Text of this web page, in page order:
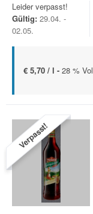
Leider verpasst!
Gültig: 29.04. -
02.05.
€ 5,70 / l - 28 %
Verpasst!